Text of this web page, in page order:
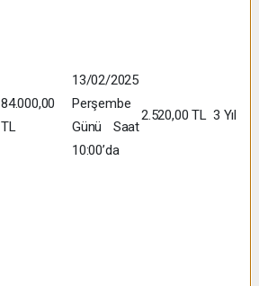
84.000,00
TL
13/02/2025
Perşembe
Günü Saat
10:00’da
2.520,00 TL 3 Yıl